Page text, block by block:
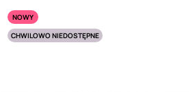
NOWY
CHWILOWO NIEDOSTĘPNE